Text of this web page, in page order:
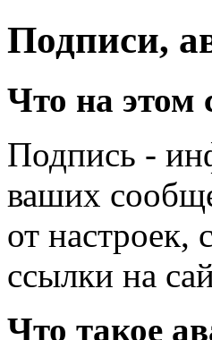
Подписи,
Что на этом
Подпись -
ваших
от настроек,
ссылки на
Что такое